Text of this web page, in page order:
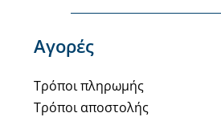
Αγορές
Τρόποι πληρωμής
Τρόποι αποστολής